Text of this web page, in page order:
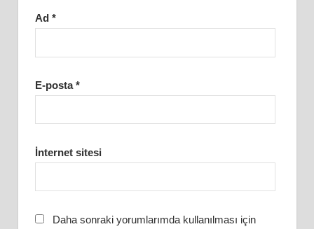
Ad *
E-posta*
İnternet sitesi
Daha sonraki yorumlarımda kullanılması için